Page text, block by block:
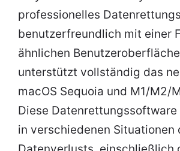
professionelles
benutzerfreundlich mit einer
ähnlichen
unterstützt vollständig das
macOS Sequoia und M1/M2/
Diese
in verschiedenen Situationen